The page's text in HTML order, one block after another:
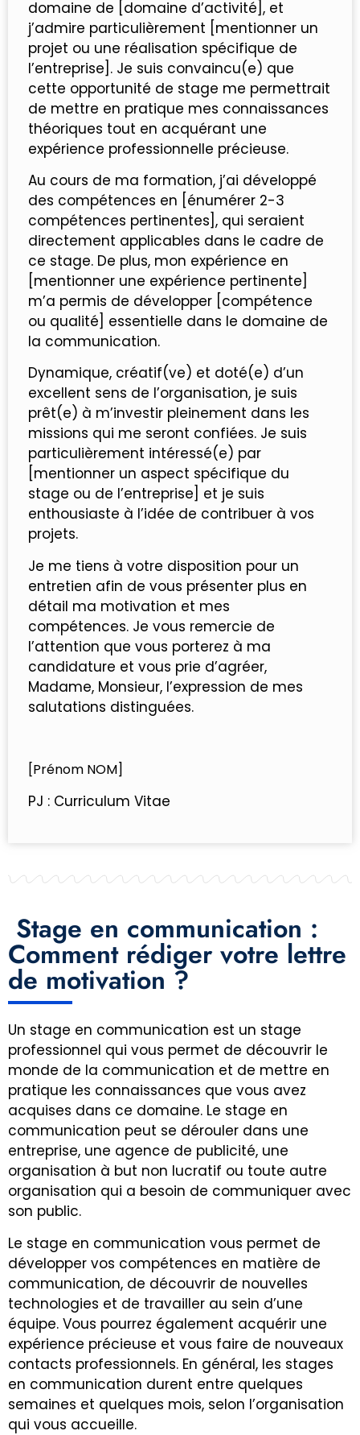
domaine de [domaine d’activité], et
j’admire particulièrement [mentionner un
projet ou une réalisation spécifique de
l’entreprise]. Je suis convaincu(e) que
cette opportunité de stage me permettrait
de mettre en pratique mes connaissances
théoriques tout en acquérant une
expérience professionnelle précieuse.
Au cours de ma formation, j’ai développé
des compétences en [énumérer 2-3
compétences pertinentes], qui seraient
directement applicables dans le cadre de
ce stage. De plus, mon expérience en
[mentionner une expérience pertinente]
m’a permis de développer [compétence
ou qualité] essentielle dans le domaine de
la communication.
Dynamique, créatif(ve) et doté(e) d’un
excellent sens de l’organisation, je suis
prêt(e) à m’investir pleinement dans les
missions qui me seront confiées. Je suis
particulièrement intéressé(e) par
[mentionner un aspect spécifique du
stage ou de l’entreprise] et je suis
enthousiaste à l’idée de contribuer à vos
projets.
Je me tiens à votre disposition pour un
entretien afin de vous présenter plus en
détail ma motivation et mes
compétences. Je vous remercie de
l’attention que vous porterez à ma
candidature et vous prie d’agréer,
Madame, Monsieur, l’expression de mes
salutations distinguées.
[Prénom NOM]
PJ : Curriculum Vitae
Stage en communication :
Comment rédiger votre lettre
de motivation ?
Un stage en communication est un stage
professionnel qui vous permet de découvrir le
monde de la communication et de mettre en
pratique les connaissances que vous avez
acquises dans ce domaine. Le stage en
communication peut se dérouler dans une
entreprise, une agence de publicité, une
organisation à but non lucratif ou toute autre
organisation qui a besoin de communiquer avec
son public.
Le stage en communication vous permet de
développer vos compétences en matière de
communication, de découvrir de nouvelles
technologies et de travailler au sein d’une
équipe. Vous pourrez également acquérir une
expérience précieuse et vous faire de nouveaux
contacts professionnels. En général, les stages
en communication durent entre quelques
semaines et quelques mois, selon l’organisation
qui vous accueille.